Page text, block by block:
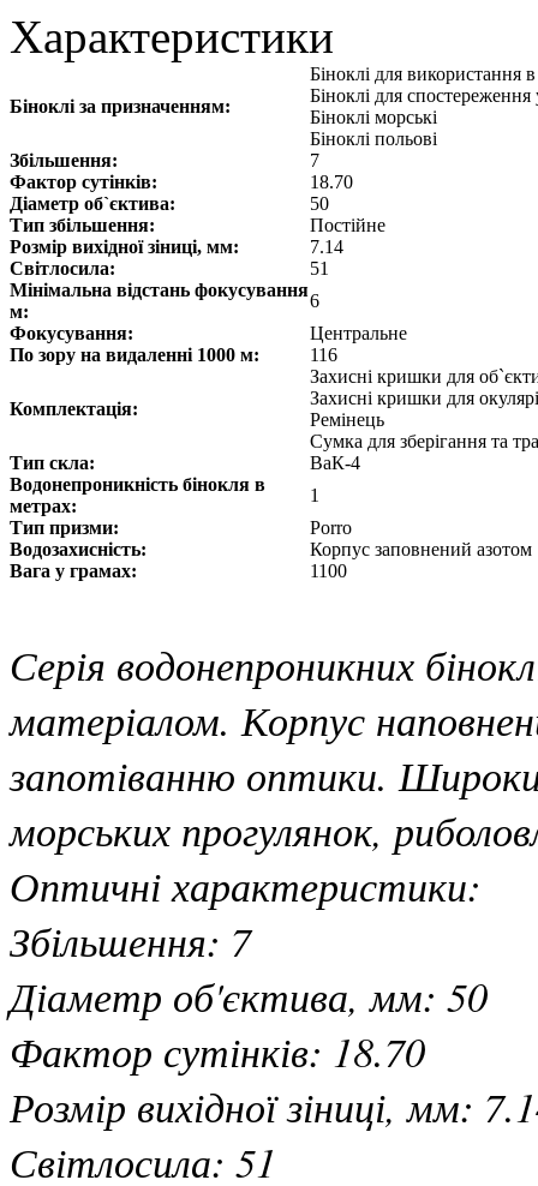
Характеристики
Біноклі за призначенням:
Біноклі для використання
Біноклі для спостереження
Біноклі морські
Біноклі польові
Збільшення:
7
Фактор сутінків:
18.70
Діаметр об`єктива:
50
Тип збільшення:
Постійне
Розмір вихідної зіниці, мм:
7.14
Світлосила:
51
Мінімальна відстань фокусування
м:
6
Фокусування:
Центральне
По зору на видаленні 1000 м:
116
Комплектація:
Захисні кришки для
Захисні кришки для
Ремінець
Сумка для зберігання та
Тип скла:
ВаК-4
Водонепроникність бінокля в
метрах:
1
Тип призми:
Porro
Водозахисність:
Корпус заповнений азотом
Вага у грамах:
1100
Серія водонепроникних
матеріалом. Корпус
запотіванню оптики.
морських прогулянок,
Оптичні характеристики:
Збільшення: 7
Діаметр об'єктива, мм: 50
Фактор сутінків: 18.70
Розмір вихідної зіниці, мм:
Світлосила: 51